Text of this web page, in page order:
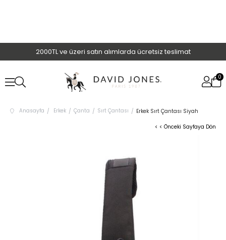
2000TL ve üzeri satın alımlarda ücretsiz teslimat
0
Anasayfa Erkek Çanta Sırt Çantası Erkek Sırt Çantası Siyah
< < Önceki Sayfaya Dön